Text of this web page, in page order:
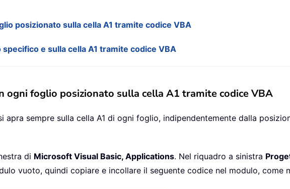
posizionato sulla cella A1 tramite codice VBA
e sulla cella A1 tramite codice VBA
ogni foglio posizionato sulla cella A1 tramite codice VBA
sempre sulla cella A1 di ogni foglio, indipendentemente dalla
di Microsoft Visual Basic, Applications. Nel riquadro a sinistra
vuoto, quindi copiare e incollare il seguente codice nel modulo, come